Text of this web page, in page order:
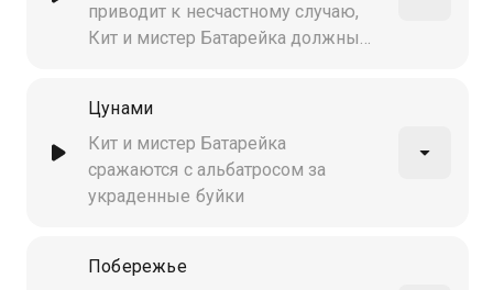
приводит к несчастному случаю,
Кит и мистер Батарейка должны
Цунами
Кит и мистер Батарейка
сражаются с альбатросом за
украденные буйки
Побережье